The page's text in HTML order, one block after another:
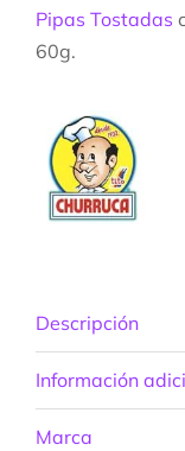
Pipas Tostadas
60g.
Descripción
Información
Marca